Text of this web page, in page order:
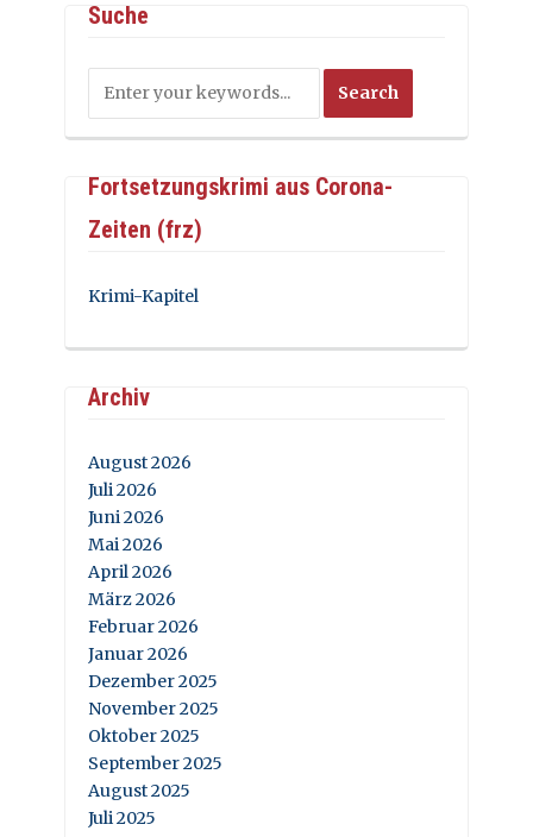
Suche
Fortsetzungskrimi aus Corona-
Zeiten (frz)
Krimi-Kapitel
Archiv
August 2026
Juli 2026
Juni 2026
Mai 2026
April 2026
März 2026
Februar 2026
Januar 2026
Dezember 2025
November 2025
Oktober 2025
September 2025
August 2025
Juli 2025